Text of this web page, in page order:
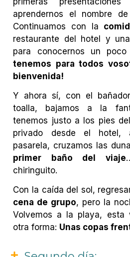
aprendernos el nombre
Continuamos con la
restaurante del hotel y
para conocernos un
tenemos para todos
bienvenida!
Y ahora sí, con el
toalla, bajamos a la
tenemos justo a los pies
privado desde el
pasarela, cruzamos las
primer baño del viaje
chiringuito.
Con la caída del sol,
cena de grupo, pero la
Volvemos a la playa, esta
otra forma: Unas copas